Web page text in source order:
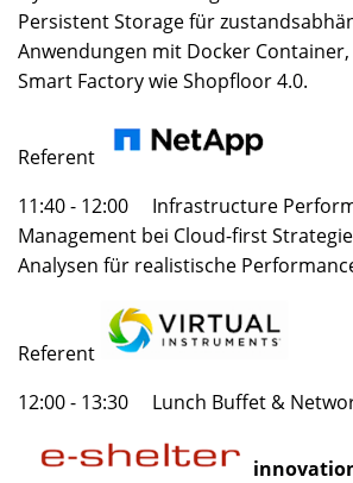
Persistent Storage für
Anwendungen mit Docker
Smart Factory wie Shopfloor 4.0.
Referent
11:40 - 12:00 Infrastructure
Management bei Cloud-first
Analysen für realistische
Referent
12:00 - 13:30 Lunch Buffet &